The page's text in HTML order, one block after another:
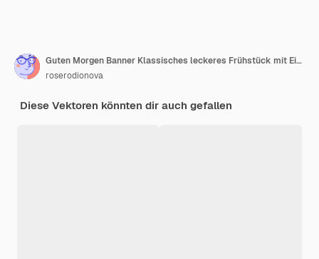
Guten Morgen Banner Klassisches leckeres Frühstück mit Eiern und Speck.
roserodionova
Diese Vektoren könnten dir auch gefallen